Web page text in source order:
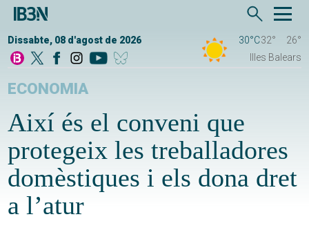
Dissabte, 08 d'agost de 2026 30°C32°
26°
Illes Balears
ECONOMIA
Així és el conveni que
protegeix les treballadores
domèstiques i els dona dret
a l’atur